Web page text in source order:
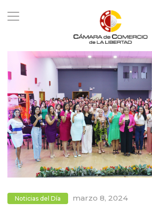
Noticias del Día marzo 8, 2024